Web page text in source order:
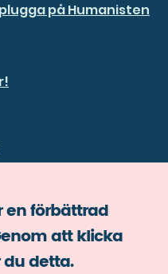
en förbättrad
att klicka
detta.
på Humanisten